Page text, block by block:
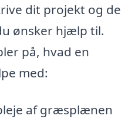
dit projekt og de
ønsker hjælp til.
på, hvad en
med:
af græsplænen